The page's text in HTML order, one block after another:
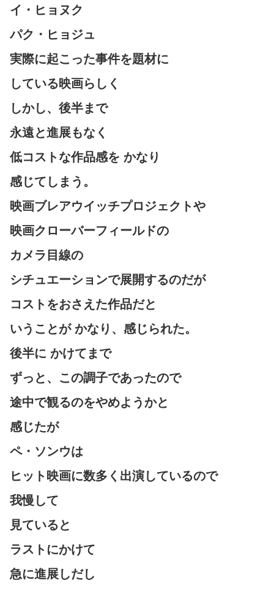
イ・ヒョヌク
パク・ヒョジュ
実際に起こった事件を題材に
している映画らしく
しかし、後半まで
永遠と進展もなく
低コストな作品感を かなり
感じてしまう。
映画ブレアウイッチプロジェクトや
映画クローバーフィールドの
カメラ目線の
シチュエーションで展開するのだが
コストをおさえた作品だと
いうことが かなり、感じられた。
後半に かけてまで
ずっと、この調子であったので
途中で観るのをやめようかと
感じたが
ペ・ソンウは
ヒット映画に数多く出演しているので
我慢して
見ていると
ラストにかけて
急に進展しだし